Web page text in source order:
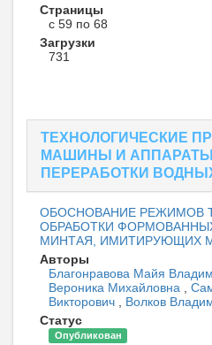
Страницы
с 59 по 68
Загрузки
731
ТЕХНОЛОГИЧЕСКИЕ
МАШИНЫ И АППАРАТЫ
ПЕРЕРАБОТКИ
ОБОСНОВАНИЕ РЕЖИМОВ
ОБРАБОТКИ
МИНТАЯ, ИМИТИРУЮЩИХ
Авторы
Благонравова Майя
Вероника Михайловна
Викторович
Волков
Статус
Опубликован